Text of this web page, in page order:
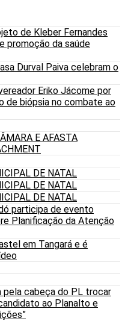
de Kleber Fernandes
promoção da saúde
Durval Paiva celebram o
Eriko Jácome por
de biópsia no combate ao
E AFASTA
DE NATAL
DE NATAL
DE NATAL
participa de evento
Planificação da Atenção
em Tangará e é
pela cabeça do PL trocar
ao Planalto e